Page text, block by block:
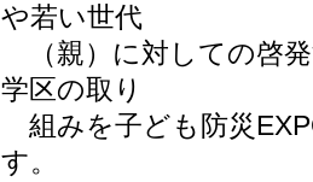
や若い世代
（親）に対しての啓
学区の取り
組みを子ども防災
す。